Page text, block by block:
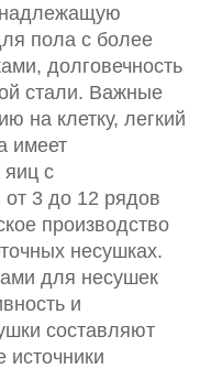
надлежащую
пола с более
долговечность
стали. Важные
на клетку, легкий
имеет
с
3 до 12 рядов
производство
несушках.
для несушек
и
составляют
источники